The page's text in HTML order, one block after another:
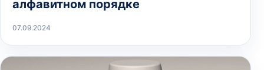
алфавитном порядке
07.09.2024